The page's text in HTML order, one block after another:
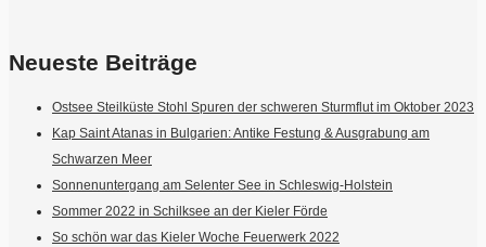
Neueste Beiträge
Ostsee Steilküste Stohl Spuren der schweren Sturmflut im Oktober 2023
Kap Saint Atanas in Bulgarien: Antike Festung & Ausgrabung am
Schwarzen Meer
Sonnenuntergang am Selenter See in Schleswig-Holstein
Sommer 2022 in Schilksee an der Kieler Förde
So schön war das Kieler Woche Feuerwerk 2022